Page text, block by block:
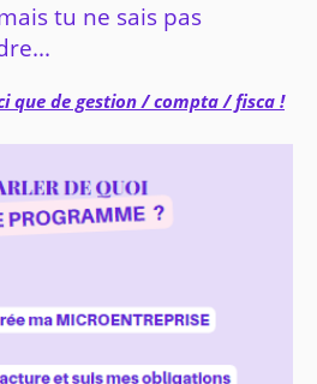
tu ne sais pas
que de gestion / compta / fisca !